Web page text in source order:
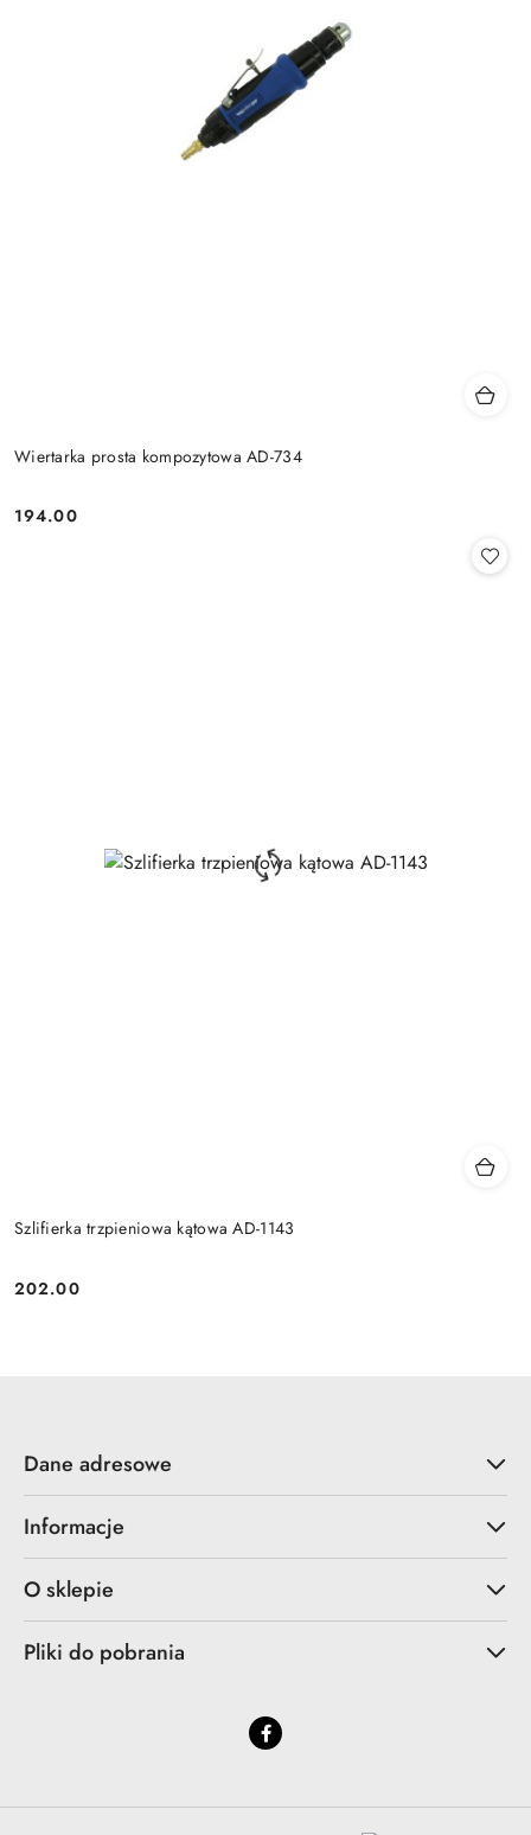
Wiertarka prosta kompozytowa AD-734
Cena:
194.00
Szlifierka trzpieniowa kątowa AD-1143
Cena:
202.00
Dane adresowe
Informacje
O sklepie
Pliki do pobrania